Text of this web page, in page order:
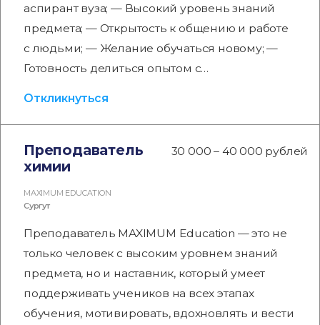
аспирант вуза; — Высокий уровень знаний
предмета; — Открытость к общению и работе
с людьми; — Желание обучаться новому; —
Готовность делиться опытом с…
Откликнуться
Преподаватель
химии
30 000 – 40 000 рублей
MAXIMUM EDUCATION
Сургут
Преподаватель MAXIMUM Education — это не
только человек с высоким уровнем знаний
предмета, но и наставник, который умеет
поддерживать учеников на всех этапах
обучения, мотивировать, вдохновлять и вести